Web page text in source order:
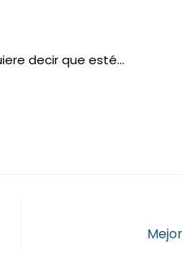
decir que esté…